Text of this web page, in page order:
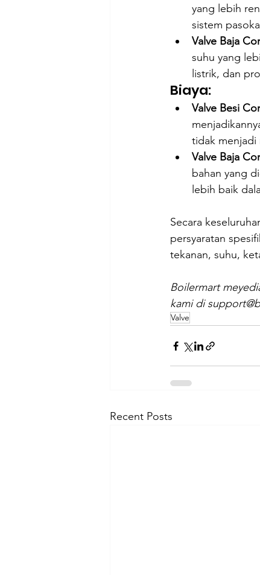
yang lebih
sistem
Valve Baja
suhu yang
listrik, dan
Biaya:
Valve Besi
tidak menjadi
Valve Baja
bahan yang
lebih baik
Secara
persyaratan
tekanan, suhu,
Boilermart
kami di
Valve
Recent Posts